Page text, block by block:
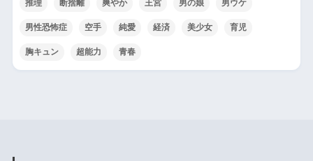
推理 断捨離 爽やか 王宮 男の娘 男ウケ
男性恐怖症 空手 純愛 経済 美少女 育児
胸キュン 超能力 青春